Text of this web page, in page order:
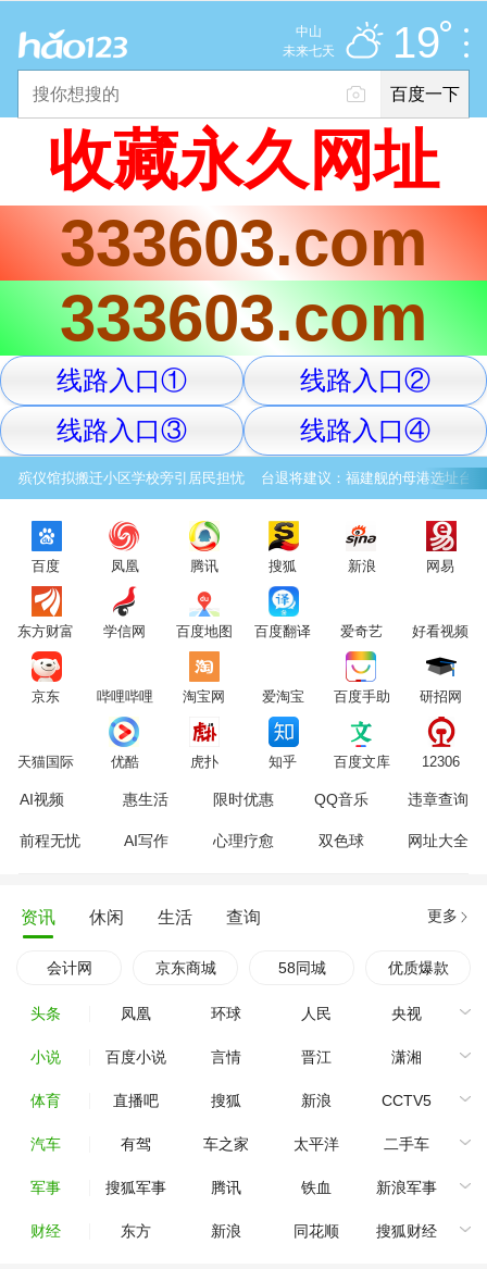
中山
优
未来七天
19
2025年11月10日 19°C / 多云
京公网安备 11000002000001号 京ICP证030173号
服务协议 转码声明 意见反馈
百度一下
收藏永久网址
333603.com
333603.com
线路入口①
线路入口②
线路入口③
线路入口④
殡仪馆拟搬迁小区学校旁引居民担忧 台退将建议：福建舰的母港选址台湾
百度 凤凰 腾讯 搜狐 新浪 网易
东方财富 学信网 百度地图 百度翻译 爱奇艺 好看视频
京东 哔哩哔哩 淘宝网 爱淘宝 百度手助 研招网
天猫国际 优酷 虎扑 知乎 百度文库 12306
AI视频 惠生活 限时优惠 QQ音乐 违章查询
前程无忧 AI写作 心理疗愈 双色球 网址大全
资讯 休闲 生活 查询 更多
会计网 京东商城 58同城 优质爆款
头条 凤凰 环球 人民 央视
小说 百度小说 言情 晋江 潇湘
体育 直播吧 搜狐 新浪 CCTV5
汽车 有驾 车之家 太平洋 二手车
军事 搜狐军事 腾讯 铁血 新浪军事
财经 东方 新浪 同花顺 搜狐财经
体育